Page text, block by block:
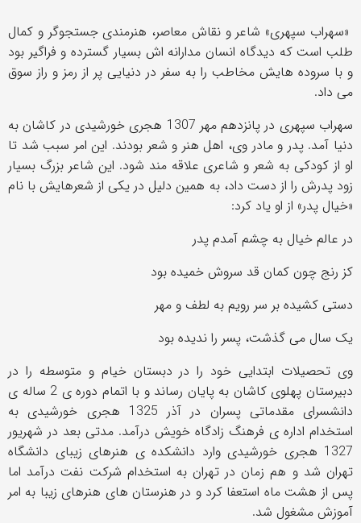
«سهراب سپهری» شاعر و نقاش معاصر، هنرمندی جستجوگر و کمال
طلب است که دیدگاه انسان مدارانه اش بسیار گسترده و فراگیر بود
و با سروده هایش مخاطب را به سفر در دنیایی پر از رمز و راز سوق
می داد.
سهراب سپهری در پانزدهم مهر 1307 هجری خورشیدی در کاشان به
دنیا آمد. پدر و مادر وی، اهل هنر و شعر بودند. این امر سبب شد تا
او از کودکی به شعر و شاعری علاقه مند شود. این شاعر بزرگ بسیار
زود پدرش را از دست داد، به همین دلیل در یکی از شعرهایش با نام
«خیال پدر» از او یاد کرد:
در عالم خیال به چشم آمدم پدر
کز رنج چون کمان قد سروش خمیده بود
دستی کشیده بر سر رویم به لطف و مهر
یک سال می گذشت، پسر را ندیده بود
وی تحصیلات ابتدایی خود را در دبستان خیام و متوسطه را در
دبیرستان پهلوی کاشان به پایان رساند و با اتمام دوره ی 2 ساله ی
دانشسرای مقدماتی پسران در آذر 1325 هجری خورشیدی به
استخدام اداره ی فرهنگ زادگاه خویش درآمد. مدتی بعد در شهریور
1327 هجری خورشیدی وارد دانشکده ی هنرهای زیبای دانشگاه
تهران شد و هم زمان در تهران به استخدام شرکت نفت درآمد اما
پس از هشت ماه استعفا کرد و در هنرستان های هنرهای زیبا به امر
آموزش مشغول شد.